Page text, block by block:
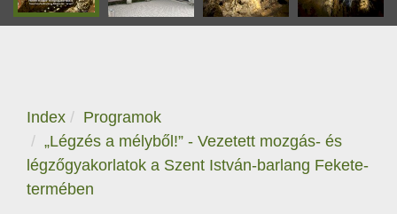
Index
Programok
„Légzés a mélyből!” - Vezetett mozgás- és
légzőgyakorlatok a Szent István-barlang Fekete-
termében